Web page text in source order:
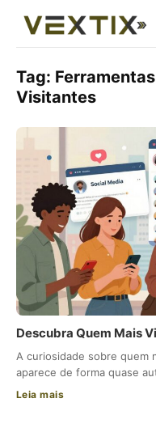
Tag:
Visitantes
Descubra Quem Mais
A curiosidade sobre quem
aparece de forma quase
Leia mais